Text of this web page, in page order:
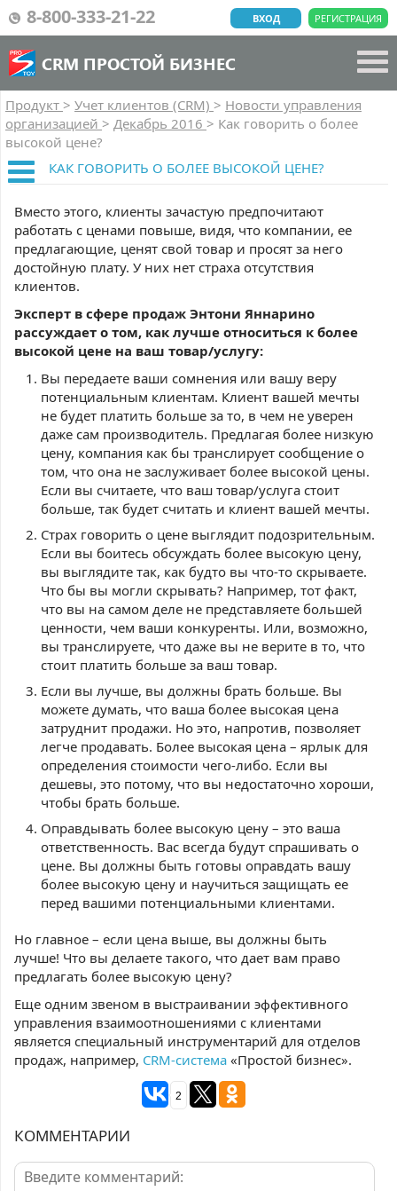
8-800-333-21-22 РЕГИСТРАЦИЯ
ВХОД
CRM ПРОСТОЙ БИЗНЕС
Продукт > Учет клиентов (CRM) > Новости управления
организацией > Декабрь 2016 > Как говорить о более
высокой цене?
КАК ГОВОРИТЬ О БОЛЕЕ ВЫСОКОЙ ЦЕНЕ?
Вместо этого, клиенты зачастую предпочитают
работать с ценами повыше, видя, что компании, ее
предлагающие, ценят свой товар и просят за него
достойную плату. У них нет страха отсутствия
клиентов.
Эксперт в сфере продаж Энтони Яннарино
рассуждает о том, как лучше относиться к более
высокой цене на ваш товар/услугу:
Вы передаете ваши сомнения или вашу веру
потенциальным клиентам. Клиент вашей мечты
не будет платить больше за то, в чем не уверен
даже сам производитель. Предлагая более низкую
цену, компания как бы транслирует сообщение о
том, что она не заслуживает более высокой цены.
Если вы считаете, что ваш товар/услуга стоит
больше, так будет считать и клиент вашей мечты.
Страх говорить о цене выглядит подозрительным.
Если вы боитесь обсуждать более высокую цену,
вы выглядите так, как будто вы что-то скрываете.
Что бы вы могли скрывать? Например, тот факт,
что вы на самом деле не представляете большей
ценности, чем ваши конкуренты. Или, возможно,
вы транслируете, что даже вы не верите в то, что
стоит платить больше за ваш товар.
Если вы лучше, вы должны брать больше. Вы
можете думать, что ваша более высокая цена
затруднит продажи. Но это, напротив, позволяет
легче продавать. Более высокая цена – ярлык для
определения стоимости чего-либо. Если вы
дешевы, это потому, что вы недостаточно хороши,
чтобы брать больше.
Оправдывать более высокую цену – это ваша
ответственность. Вас всегда будут спрашивать о
цене. Вы должны быть готовы оправдать вашу
более высокую цену и научиться защищать ее
перед вашими потенциальными клиентами.
Но главное – если цена выше, вы должны быть
лучше! Что вы делаете такого, что дает вам право
предлагать более высокую цену?
Еще одним звеном в выстраивании эффективного
управления взаимоотношениями с клиентами
является специальный инструментарий для отделов
продаж, например, CRM-система «Простой бизнес».
2
КОММЕНТАРИИ